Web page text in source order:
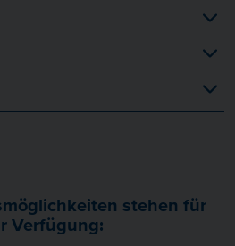
stehen für
Verfügung: